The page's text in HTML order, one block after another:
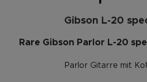
Gibson L-20
Rare Gibson Parlor L-20
Parlor Gitarre mit